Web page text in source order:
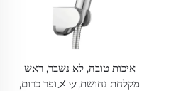
איכות טובה, לא נשבר, ראש
מקלחת נחושת,メッופר כרום,